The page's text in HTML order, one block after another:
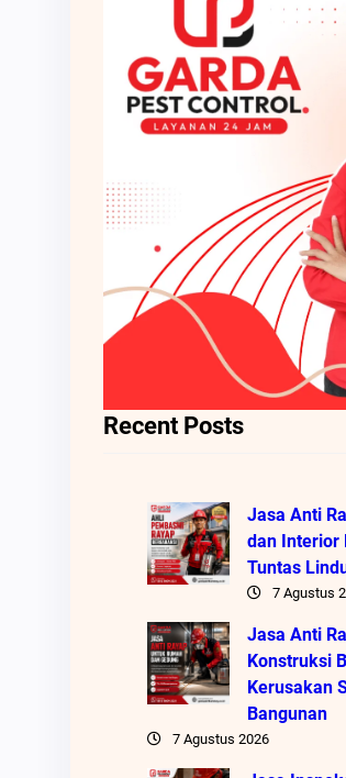
Recent Posts
Jasa Anti
dan Interior
Tuntas
7 Agustus
Jasa Anti
Konstruksi
Kerusakan
Bangunan
7 Agustus 2026